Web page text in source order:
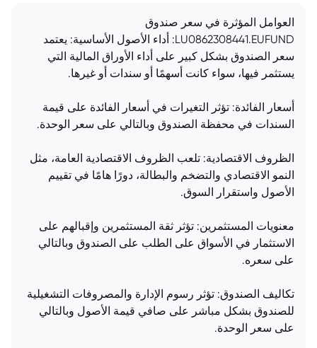
العوامل المؤثرة في سعر صندوق
LU0862308441.EUFUND: أداء الأصول الأساسية: يعتمد
سعر الصندوق بشكل كبير على أداء الأوراق المالية التي
يستثمر فيها، سواء كانت أسهمًا أو سندات أو غيرها.
أسعار الفائدة: تؤثر التغيرات في أسعار الفائدة على قيمة
السندات في محفظة الصندوق وبالتالي على سعر الوحدة.
الظروف الاقتصادية: تلعب الظروف الاقتصادية العامة، مثل
النمو الاقتصادي والتضخم والبطالة، دورًا هامًا في تقييم
الأصول واستقرار السوق.
معنويات المستثمرين: تؤثر ثقة المستثمرين وإقبالهم على
الاستثمار في الأسواق على الطلب على الصندوق وبالتالي
على سعره.
تكاليف الصندوق: تؤثر رسوم الإدارة والمصروفات التشغيلية
للصندوق بشكل مباشر على صافي قيمة الأصول وبالتالي
على سعر الوحدة.